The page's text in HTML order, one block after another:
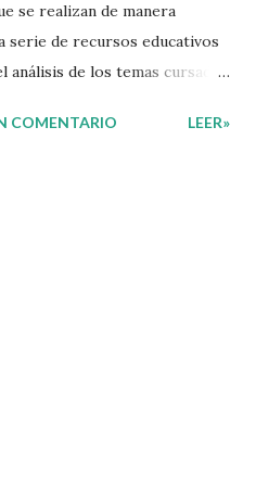
se realizan de manera
serie de recursos educativos
análisis de los temas cursados
contenidos que sean de su
COMENTARIO LEER»